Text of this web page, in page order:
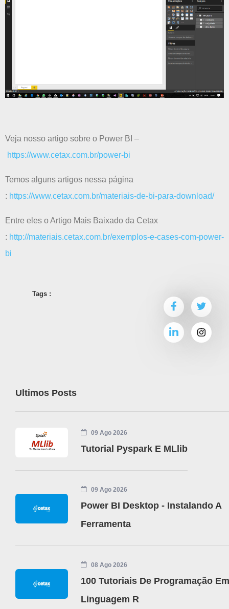
Veja nosso artigo sobre o Power BI –
https://www.cetax.com.br/power-bi
Temos alguns artigos nessa página
: https://www.cetax.com.br/materiais-de-bi-para-download/
Entre eles o Artigo Mais Baixado da Cetax
: http://materiais.cetax.com.br/exemplos-e-cases-com-power-
bi
Tags :
Ultimos Posts
09 Ago 2026
Tutorial Pyspark E MLlib
09 Ago 2026
Power BI Desktop - Instalando A
Ferramenta
08 Ago 2026
100 Tutoriais De Programação Em
Linguagem R